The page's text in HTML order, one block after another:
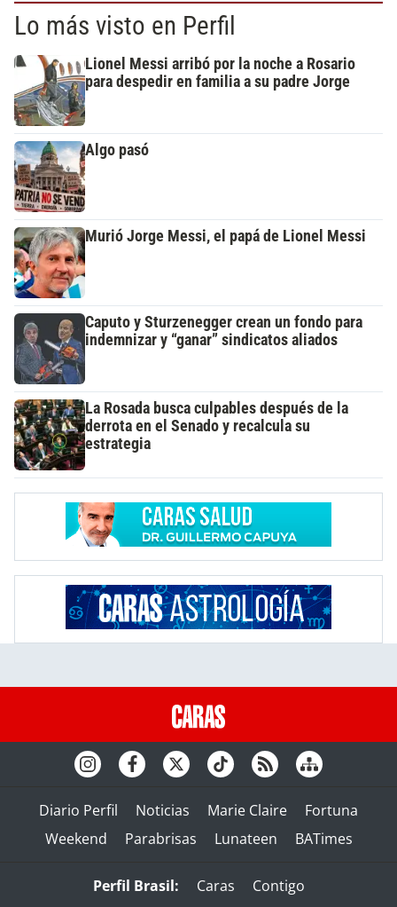
Lo más visto en Perfil
Lionel Messi arribó por la noche a Rosario
para despedir en familia a su padre Jorge
Algo pasó
Murió Jorge Messi, el papá de Lionel Messi
Caputo y Sturzenegger crean un fondo para
indemnizar y “ganar” sindicatos aliados
La Rosada busca culpables después de la
derrota en el Senado y recalcula su
estrategia
Diario Perfil Noticias Marie Claire
Fortuna
Weekend
Parabrisas Lunateen BATimes
Perfil Brasil: Caras
Contigo